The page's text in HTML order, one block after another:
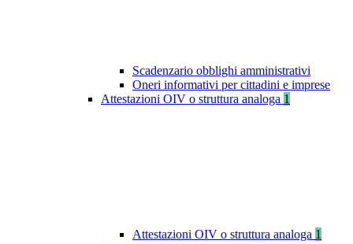
Scadenzario obblighi amministrativi
Oneri informativi per cittadini e imprese
Attestazioni OIV o struttura analoga 1
Attestazioni OIV o struttura analoga 1